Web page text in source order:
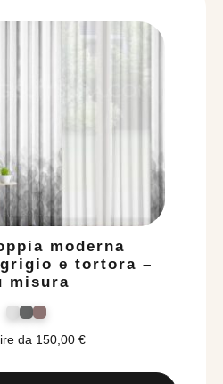
moderna
e tortora –
misura
da 150,00 €